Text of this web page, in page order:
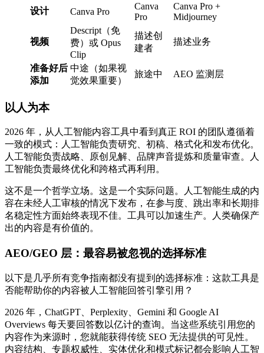
设计 Canva Pro
Canva
Pro
Canva Pro +
Midjourney
视频
Descript（免
费）或 Opus
Clip
描述创
建者
描述业务
准备好后
添加
中途（如果视
觉效果重要）
旅途中 AEO 监测层
以人为本
2026 年，从人工智能内容工具中看到真正 ROI 的团队遵循着
一致的模式：人工智能负责研究、初稿、格式化和发布优化。
人工智能负责战略、原创见解、品牌声音提炼和质量审查。人
工智能负责最终优化和跨格式再利用。
这不是一个哲学立场。这是一个实际问题。人工智能生成的内
容在未经人工审核的情况下发布，在参与度、跳出率和长期排
名稳定性方面始终表现不佳。工具可以加速生产。人类确保产
出的内容是有价值的。
AEO/GEO 层：最容易被忽视的选择标准
以下是几乎所有竞争指南都没有提到的选择标准：这款工具是
否能帮助你的内容被人工智能回答引擎引用？
2026 年，ChatGPT、Perplexity、Gemini 和 Google AI
Overviews 每天要回答数以亿计的查询。当这些系统引用您的
内容作为来源时，您就能获得传统 SEO 无法提供的可见性。
内容结构、专题权威性、实体优化和模式标记都会影响人工智